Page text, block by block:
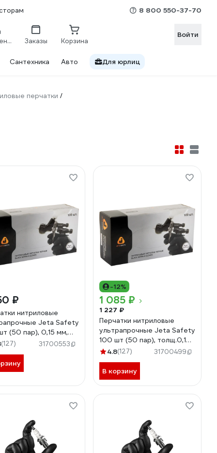
8 800 550-37-70
Сравнение Заказы Корзина
Войти
Сантехника Авто Для юрлиц
перчатки /
₽
нитриловые
Jeta Safety
(50 пар), 0,15 мм,
8/M JSN908
(127) 31700553
-12%
1 085 ₽
1 227 ₽
Перчатки нитриловые
ультрапрочные Jeta Safety
100 шт (50 пар), толщ.0,15
мм, разм.11/XXL JSN911
4.8(127) 31700499
В корзину